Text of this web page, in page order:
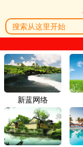
新蓝网络